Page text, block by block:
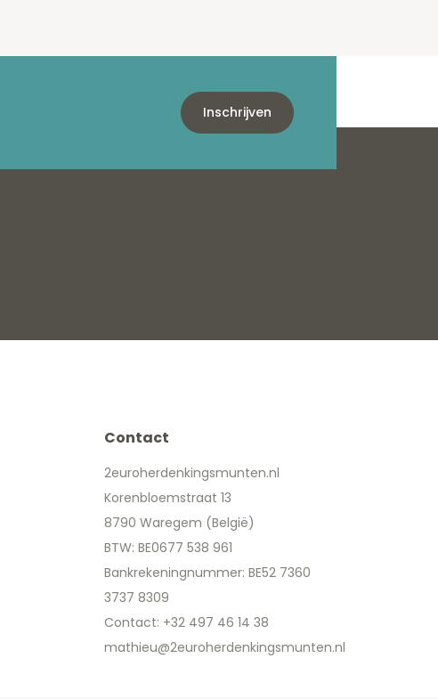
Inschrijven
Contact
2euroherdenkingsmunten.nl
Korenbloemstraat 13
8790 Waregem (België)
BTW: BE0677 538 961
Bankrekeningnummer: BE52 7360
3737 8309
Contact: +32 497 46 14 38
mathieu@2euroherdenkingsmunten.nl